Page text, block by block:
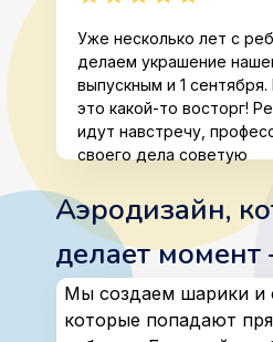
Уже несколько лет с
делаем украшение
выпускным и 1
это какой-то восторг!
идут навстречу,
своего дела советую
Аэродизайн,
делает
Мы создаем шарики и
которые попадают